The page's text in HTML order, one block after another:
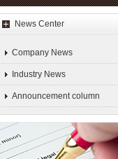
News Center
Company News
Industry News
Announcement column